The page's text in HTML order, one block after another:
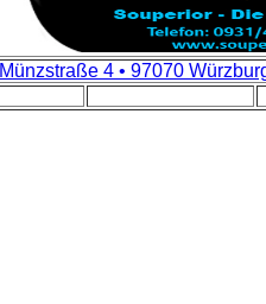
Münzstraße 4 • 97070